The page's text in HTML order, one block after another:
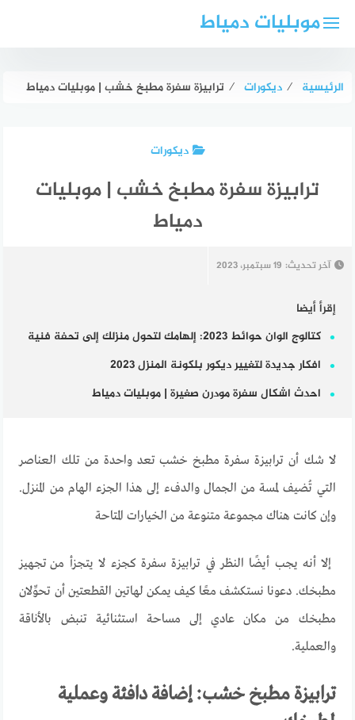
موبليات دمياط
الرئيسية ⁄ ديكورات ⁄ ترابيزة سفرة مطبخ خشب | موبليات دمياط
ديكورات
ترابيزة سفرة مطبخ خشب | موبليات
دمياط
آخر تحديث: 19 سبتمبر، 2023
إقرأ أيضا
كتالوج الوان حوائط 2023: إلهامك لتحول منزلك إلى تحفة فنية
افكار جديدة لتغيير ديكور بلكونة المنزل 2023
احدث اشكال سفرة مودرن صغيرة | موبليات دمياط
لا شك أنترابيزة سفرة مطبخ خشبتعد واحدة من تلك العناصر
التي تُضيف لمسة من الجمال والدفء إلى هذا الجزء الهام من المنزل.
وإن كانت هناك مجموعة متنوعة من الخيارات المتاحة
إلا أنه يجب أيضًا النظر في ترابيزة سفرة كجزء لا يتجزأ من تجهيز
مطبخك. دعونا نستكشف معًا كيف يمكن لهاتين القطعتين أن تحوِّلان
مطبخك
من مكان عادي إلى مساحة استثنائية تنبض
بالأناقة
والعملية.
ترابيزة مطبخ خشب: إضافة دافئة وعملية